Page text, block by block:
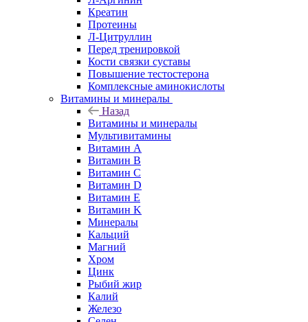
Креатин
Протеины
Л-Цитруллин
Перед тренировкой
Кости связки суставы
Повышение тестостерона
Комплексные аминокислоты
Витамины и минералы
Назад
Витамины и минералы
Мультивитамины
Витамин A
Витамин B
Витамин C
Витамин D
Витамин E
Витамин K
Минералы
Кальций
Магний
Хром
Цинк
Рыбий жир
Калий
Железо